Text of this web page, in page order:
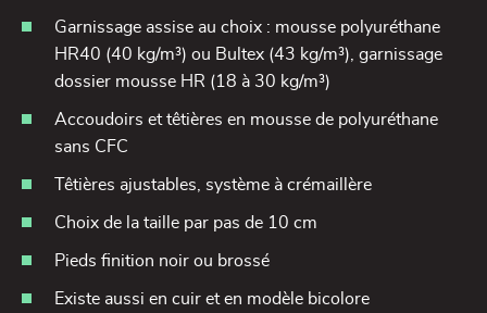
Garnissage assise au choix : mousse polyuréthane
HR40 (40 kg/m³) ou Bultex (43 kg/m³), garnissage
dossier mousse HR (18 à 30 kg/m³)
Accoudoirs et têtières en mousse de polyuréthane
sans CFC
Têtières ajustables, système à crémaillère
Choix de la taille par pas de 10 cm
Pieds finition noir ou brossé
Existe aussi en cuir et en modèle bicolore